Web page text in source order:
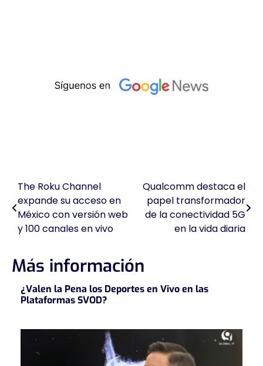
Navegación
de
entradas
The Roku Channel
expande su acceso en
México con versión web
y 100 canales en vivo
Qualcomm destaca el
papel transformador
de la conectividad 5G
en la vida diaria
Más información
¿Valen la Pena los Deportes en Vivo en las
Plataformas SVOD?